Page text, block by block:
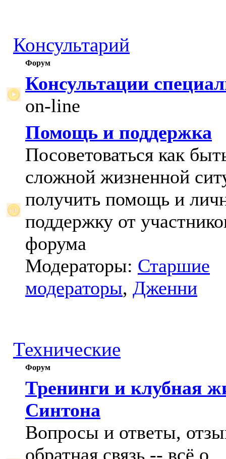
Консультарий
Форум
Консультации
on-line
Помощь и поддержка
Посоветоваться как
сложной жизненной
получить помощь и
поддержку от
форума
Модераторы: Старшие
модераторы, Дженни
Технические
Форум
Тренинги и клубная
Синтона
Вопросы и ответы,
обратная связь -- всё о